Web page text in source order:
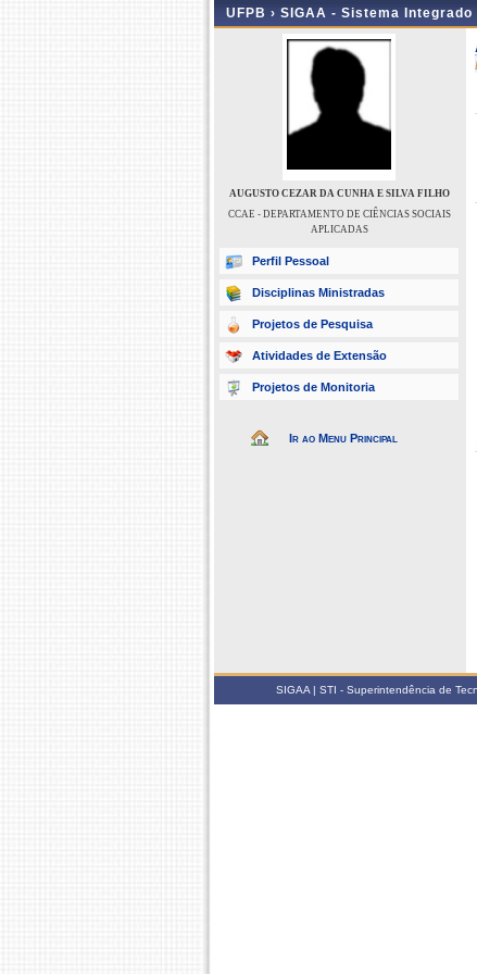
UFPB › SIGAA - Sistema
AUGUSTO CEZAR DA CUNHA E SILVA FILHO
CCAE - DEPARTAMENTO DE CIÊNCIAS SOCIAIS
APLICADAS
Perfil Pessoal
Disciplinas Ministradas
Projetos de Pesquisa
Atividades de Extensão
Projetos de Monitoria
Ir ao Menu Principal
SIGAA | STI - Superintendência de